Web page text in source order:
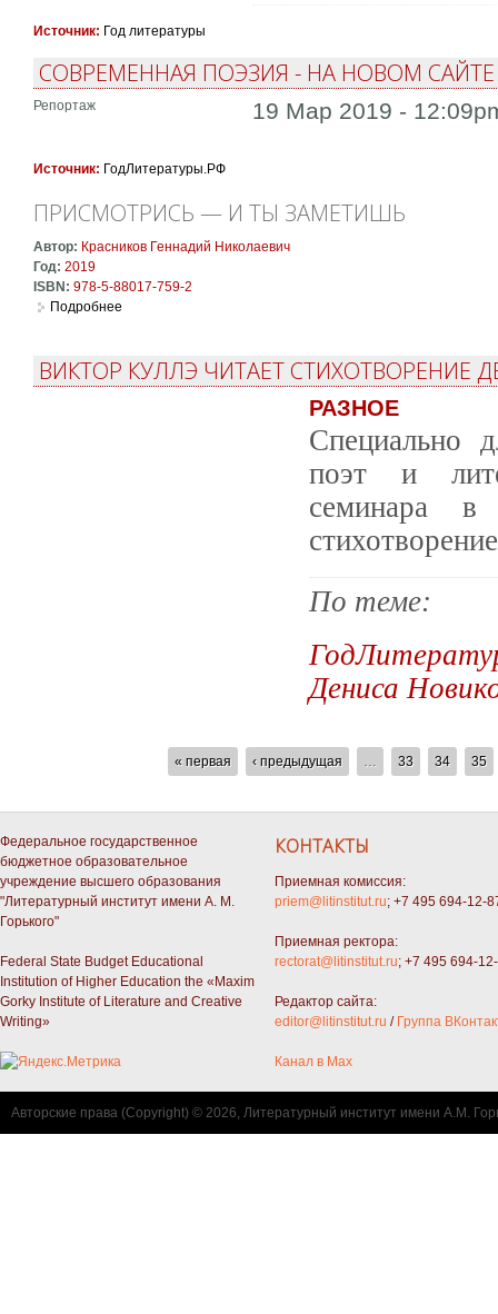
Источник: Год литературы
СОВРЕМЕННАЯ ПОЭЗИЯ - НА НОВОМ САЙТЕ
Репортаж 19 Мар 2019 -
Источник: ГодЛитературы.РФ
ПРИСМОТРИСЬ — И ТЫ ЗАМЕТИШЬ
Автор: Красников Геннадий Николаевич
Год: 2019
ISBN: 978-5-88017-759-2
Подробнее
ВИКТОР КУЛЛЭ ЧИТАЕТ СТИХОТВОРЕНИЕ
РАЗНОЕ
Специально
поэт и
семинара в
По теме:
Дениса
СТРАНИЦЫ« первая ‹ предыдущая 33 34 35
Федеральное государственное
бюджетное образовательное
учреждение высшего образования
"Литературный институт имени А. М.
Горького"
Federal State Budget Educational
Institution of Higher Education the «Maxim
Gorky Institute of Literature and Creative
Writing»
КОНТАКТЫ
Приемная комиссия:
priem@litinstitut.ru; +7 495 694-12-
Приемная ректора:
rectorat@litinstitut.ru; +7 495 694-
Редактор сайта:
editor@litinstitut.ru / Группа
Канал в Max
Авторские права (Copyright) © 2026, Литературный институт имени А.М.